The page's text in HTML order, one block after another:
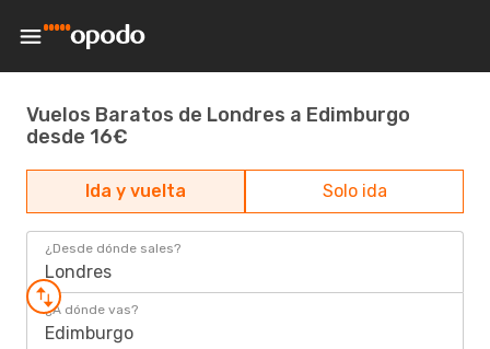
Vuelos Baratos de Londres a Edimburgo
desde 16€
Ida y vuelta Solo ida
¿Desde dónde sales?
Londres
¿A dónde vas?
Edimburgo